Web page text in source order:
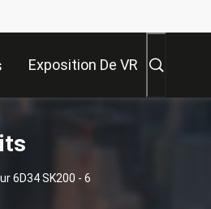
Exposition De VR
6D34 SK200 - 6